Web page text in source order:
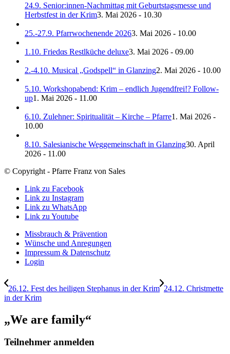
24.9. Senior:innen-Nachmittag mit Geburtstagsmesse und
Herbstfest in der Krim3. Mai 2026 - 10.30
25.-27.9. Pfarrwochenende 20263. Mai 2026 - 10.00
1.10. Friedαs Restlküche deluxe3. Mai 2026 - 09.00
2.-4.10. Musical „Godspell“ in Glanzing2. Mai 2026 - 10.00
5.10. Workshopabend: Krim – endlich Jugendfrei!? Follow-
up1. Mai 2026 - 11.00
6.10. Zulehner: Spiritualität – Kirche – Pfarre1. Mai 2026 -
10.00
8.10. Salesianische Weggemeinschaft in Glanzing30. April
2026 - 11.00
© Copyright - Pfarre Franz von Sales
Link zu Facebook
Link zu Instagram
Link zu WhatsApp
Link zu Youtube
Missbrauch & Prävention
Wünsche und Anregungen
Impressum & Datenschutz
Login
26.12. Fest des heiligen Stephanus in der Krim 24.12. Christmette
in der Krim
„We are family“
Teilnehmer anmelden